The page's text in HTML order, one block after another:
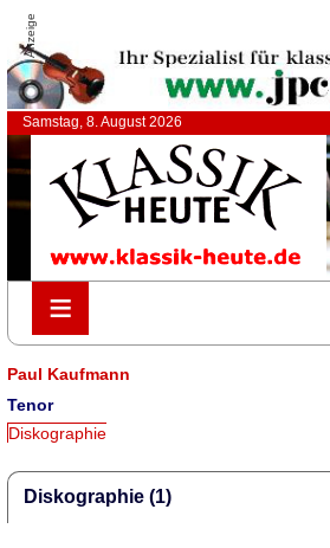
Anzeige
Samstag, 8. August 2026
≡
≡
Paul Kaufmann
Tenor
Diskographie
Diskographie (1)